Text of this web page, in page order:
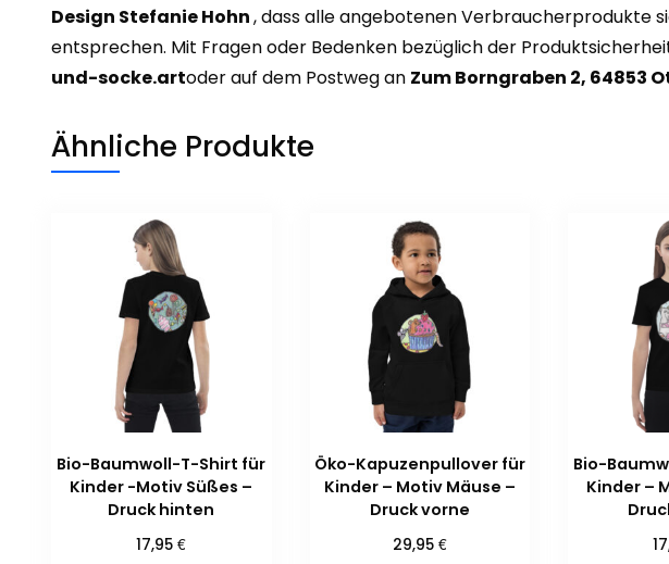
Design Stefanie Hohn, dass alle angebotenen Verbraucherprodukte
entsprechen. Mit Fragen oder Bedenken bezüglich der
und-socke.artoder auf dem Postweg an Zum Borngraben 2, 64853
Ähnliche Produkte
Bio-Baumwoll-T-Shirt für
Kinder -Motiv Süßes –
Druck hinten
17,95€
Öko-Kapuzenpullover für
Kinder – Motiv Mäuse –
Druck vorne
29,95 €
Bio-
Kinder –